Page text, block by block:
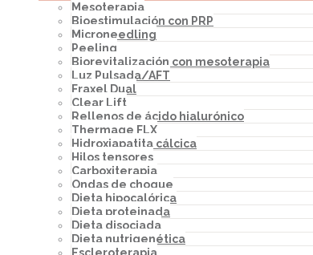
Mesoterapia
Bioestimulación con PRP
Microneedling
Peeling
Biorevitalización con mesoterapia
Luz Pulsada/AFT
Fraxel Dual
Clear Lift
Rellenos de ácido hialurónico
Thermage FLX
Hidroxiapatita cálcica
Hilos tensores
Carboxiterapia
Ondas de choque
Dieta hipocalórica
Dieta proteinada
Dieta disociada
Dieta nutrigenética